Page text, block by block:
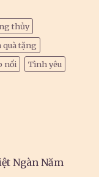
thủy
tặng
nổi
Tình yêu
Ngàn Năm